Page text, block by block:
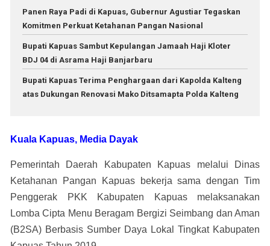
Panen Raya Padi di Kapuas, Gubernur Agustiar Tegaskan
Komitmen Perkuat Ketahanan Pangan Nasional
Bupati Kapuas Sambut Kepulangan Jamaah Haji Kloter
BDJ 04 di Asrama Haji Banjarbaru
Bupati Kapuas Terima Penghargaan dari Kapolda Kalteng
atas Dukungan Renovasi Mako Ditsamapta Polda Kalteng
Kuala Kapuas, Media Dayak
Pemerintah Daerah Kabupaten Kapuas melalui Dinas
Ketahanan Pangan Kapuas bekerja sama dengan Tim
Penggerak PKK Kabupaten Kapuas melaksanakan
Lomba Cipta Menu Beragam Bergizi Seimbang dan Aman
(B2SA) Berbasis Sumber Daya Lokal Tingkat Kabupaten